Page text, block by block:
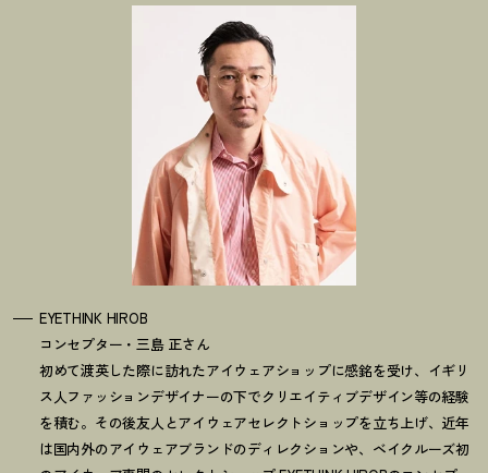
EYETHINK HIROB
コンセプター・三島 正さん
初めて渡英した際に訪れたアイウェアショップに感銘を受け、イギリ
ス人ファッションデザイナーの下でクリエイティブデザイン等の経験
を積む。その後友人とアイウェアセレクトショップを立ち上げ、近年
は国内外のアイウェアブランドのディレクションや、ベイクルーズ初